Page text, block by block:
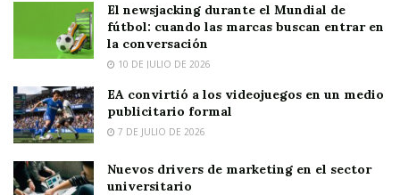
El newsjacking durante el Mundial de
fútbol: cuando las marcas buscan entrar en
la conversación
10 DE JULIO DE 2026
EA convirtió a los videojuegos en un medio
publicitario formal
7 DE JULIO DE 2026
Nuevos drivers de marketing en el sector
universitario